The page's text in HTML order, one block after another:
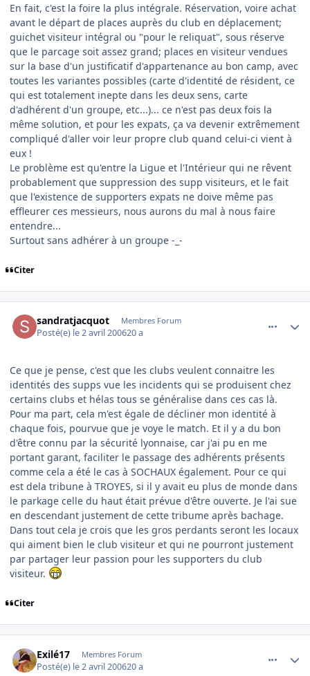
En fait, c'est la foire la plus intégrale. Réservation, voire achat
avant le départ de places auprès du club en déplacement;
guichet visiteur intégral ou "pour le reliquat", sous réserve
que le parcage soit assez grand; places en visiteur vendues
sur la base d'un justificatif d'appartenance au bon camp, avec
toutes les variantes possibles (carte d'identité de résident, ce
qui est totalement inepte dans les deux sens, carte
d'adhérent d'un groupe, etc...)... ce n'est pas deux fois la
même solution, et pour les expats, ça va devenir extrêmement
compliqué d'aller voir leur propre club quand celui-ci vient à
eux !
Le problème est qu'entre la Ligue et l'Intérieur qui ne rêvent
probablement que suppression des supp visiteurs, et le fait
que l'existence de supporters expats ne doive même pas
effleurer ces messieurs, nous aurons du mal à nous faire
entendre...
Surtout sans adhérer à un groupe -_-
Citer
sandratjacquot Membres Forum
Posté(e) le 2 avril 200620 a
Ce que je pense, c'est que les clubs veulent connaitre les
identités des supps vue les incidents qui se produisent chez
certains clubs et hélas tous se généralise dans ces cas là.
Pour ma part, cela m'est égale de décliner mon identité à
chaque fois, pourvue que je voye le match. Et il y a du bon
d'être connu par la sécurité lyonnaise, car j'ai pu en me
portant garant, faciliter le passage des adhérents présents
comme cela a été le cas à SOCHAUX également. Pour ce qui
est dela tribune à TROYES, si il y avait eu plus de monde dans
le parkage celle du haut était prévue d'être ouverte. Je l'ai sue
en descendant justement de cette tribume après bachage.
Dans tout cela je crois que les gros perdants seront les locaux
qui aiment bien le club visiteur et qui ne pourront justement
par partager leur passion pour les supporters du club
visiteur.
Citer
Exilé17 Membres Forum
Posté(e) le 2 avril 200620 a